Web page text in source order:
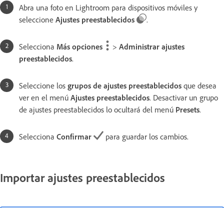
Abra una foto en Lightroom para dispositivos móviles y
seleccione Ajustes preestablecidos .
Selecciona Más opciones > Administrar ajustes
preestablecidos.
Seleccione los grupos de ajustes preestablecidos que desea
ver en el menú Ajustes preestablecidos. Desactivar un grupo
de ajustes preestablecidos lo ocultará del menú Presets.
Selecciona Confirmar para guardar los cambios.
Importar ajustes preestablecidos